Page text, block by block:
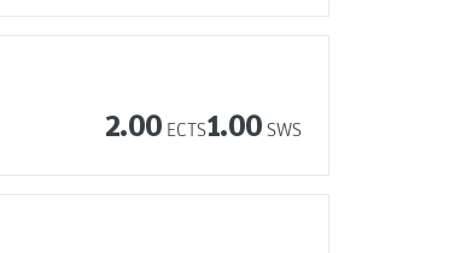
2.00 ECTS1.00 SWS